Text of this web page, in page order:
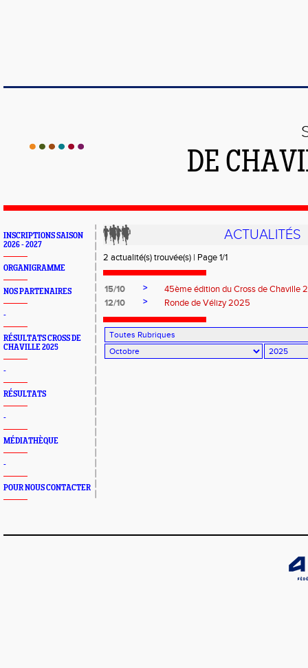
DE
INSCRIPTIONS SAISON
2026 - 2027
ORGANIGRAMME
NOS PARTENAIRES
-
RÉSULTATS CROSS DE
CHAVILLE 2025
-
RÉSULTATS
-
MÉDIATHÈQUE
-
POUR NOUS CONTACTER
ACTUALITÉS
2 actualité(s) trouvée(s) | Page 1/1
15/10 >
45ème édition du Cross de Chaville
12/10
> Ronde de Vélizy 2025